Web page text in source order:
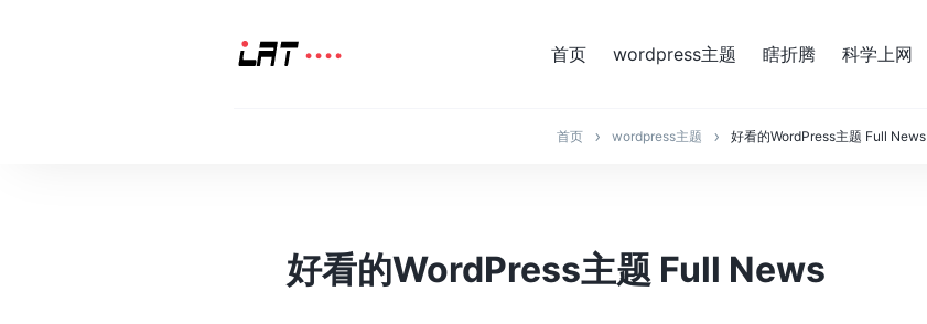
首页 wordpress主题 瞎折腾 科学上网
首页 wordpress主题 好看的WordPress主题 Full News
好看的WordPress主题 Full News